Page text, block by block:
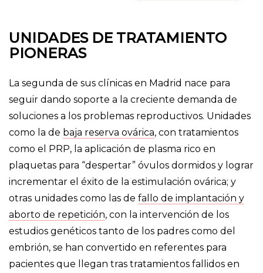
UNIDADES DE TRATAMIENTO
PIONERAS
La segunda de sus clínicas en Madrid nace para
seguir dando soporte a la creciente demanda de
soluciones a los problemas reproductivos. Unidades
como la de baja reserva ovárica, con tratamientos
como el PRP, la aplicación de plasma rico en
plaquetas para “despertar” óvulos dormidos y lograr
incrementar el éxito de la estimulación ovárica; y
otras unidades como las de fallo de implantación y
aborto de repetición, con la intervención de los
estudios genéticos tanto de los padres como del
embrión, se han convertido en referentes para
pacientes que llegan tras tratamientos fallidos en